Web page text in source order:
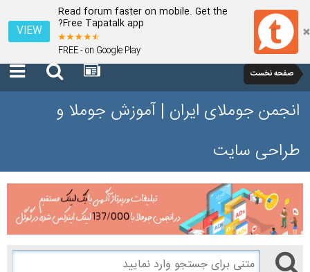
Read forum faster on mobile. Get the
Free Tapatalk app?
FREE - on Google Play
VIEW
صفحه نخست
انجمن جوملای ایران | آموزش جوملا و
طراحی سایت